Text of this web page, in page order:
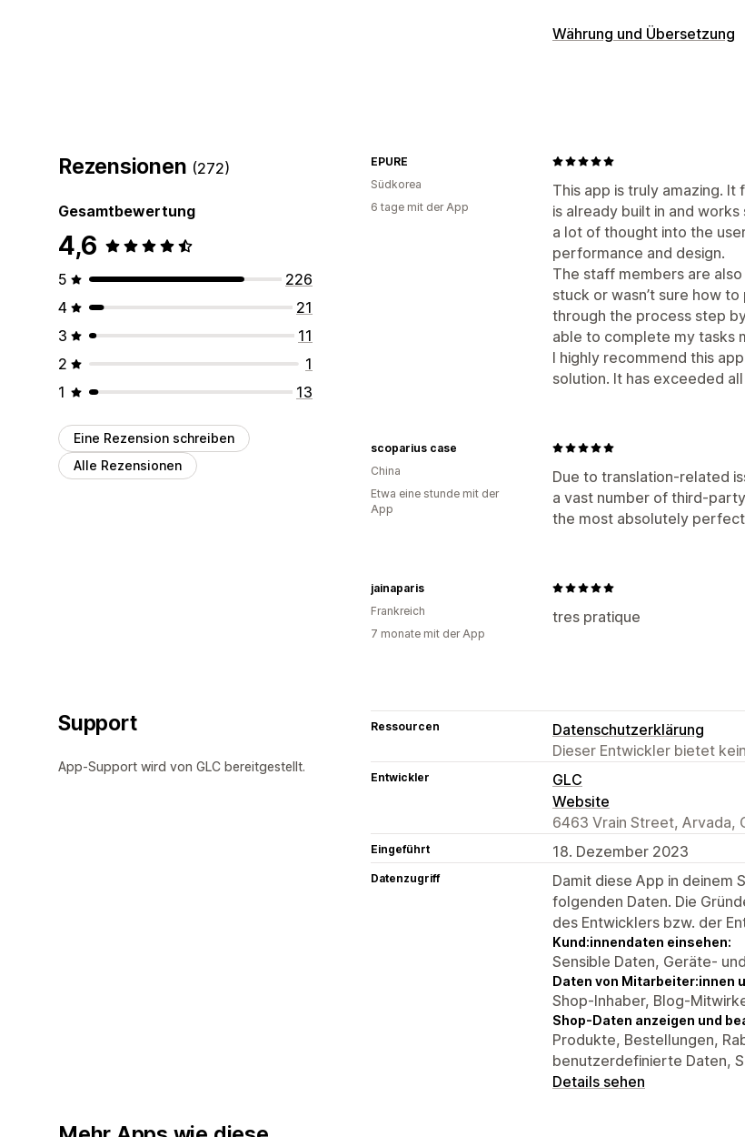
Weiterleitungen
Währungsumrechnung
Währung und Übersetzung
Übersetzungen
Maschinelle Übersetzung
Automatische
Automatische Weiterleitung
Rezensionen (272)
Gesamtbewertung
4,6
5
226
4
21
3
11
2
1
1
13
Eine Rezension schreiben
Alle Rezensionen
This app is truly amazing.
is already built in and
a lot of thought into the
performance and design.
The staff members are
stuck or wasn’t sure how
through the process step
able to complete my tasks
I highly recommend this
solution. It has exceeded
EPURE
Südkorea
6 tage mit der App
Due to translation-related
a vast number of third-
the most absolutely
scoparius case
China
Etwa eine stunde mit der
App
tres pratique
jainaparis
Frankreich
7 monate mit der App
Support
App-Support wird von GLC bereitgestellt.
Ressourcen
Datenschutzerklärung
Dieser Entwickler bietet
Entwickler
GLC
Website
6463 Vrain Street, Arvada,
Eingeführt 18. Dezember 2023
Datenzugriff
Damit diese App in deinem
folgenden Daten. Die
des Entwicklers bzw. der
Kund:innendaten einsehen:
Sensible Daten, Geräte-
Daten von Mitarbeiter:innen
Shop-Inhaber, Blog-
Shop-Daten anzeigen und
Produkte, Bestellungen,
benutzerdefinierte Daten,
Details sehen